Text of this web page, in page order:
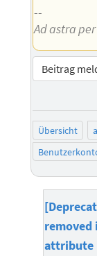
--
Ad astra
Beitrag
Übersicht
attribute